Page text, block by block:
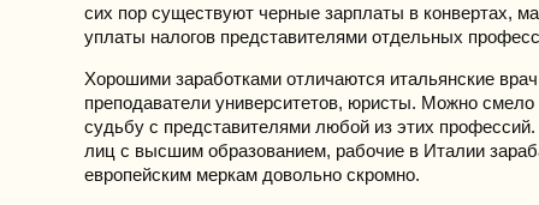
сих пор существуют черные зарплаты в конвертах,
уплаты налогов представителями отдельных
Хорошими заработками отличаются итальянские
преподаватели университетов, юристы. Можно
судьбу с представителями любой из этих
лиц с высшим образованием, рабочие в Италии
европейским меркам довольно скромно.